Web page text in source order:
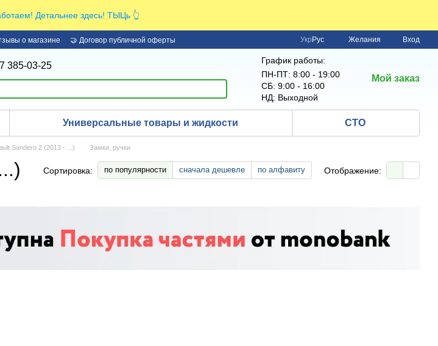
Детальнее здесь! ТЫЦь 👆
о магазине
🤝 Договор публичной оферты
Укр Рус Желания Вход
385-03-25
График работы:
ПН-ПТ: 8:00 - 19:00
СБ: 9:00 - 16:00
НД: Выходной
Мой заказ
Универсальные товары и жидкости СТО
Sandero 2 (2013 - ...) Замки, ручки
Сортировка: по популярности сначала дешевле по алфавиту Отображение: